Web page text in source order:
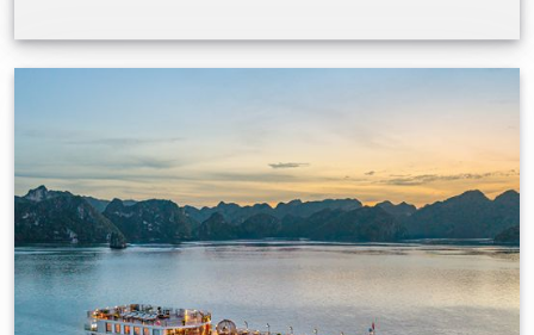
함이 완벽히 조화를 이루는 선상 경험을 선사합니
니 또는 테라스를 갖춘 37개의 넓은 객실을 보유하
고 있습니다. 1,450㎡ 규모의 더블 선덱, 파인다이
지, 고요한 스파 공간 등 다양한 시설이 마련되어
있으며, 수공예 옻칠화부터 최고급 원목 인테리어
까지 모든 디테일은 베트남 예술성과 감성을 반영
합니다. 30년 이상의 항해 경험을 보유한 Indochina
Sails가 운영하며, 세심하게 구성된 일정, 미식 요
최첨단 기술과 안전 시스템으로 제작된 Indochine
Premium은 모든 승객의 안전과 편안함을 최우선
으로 합니다. 20~30년 경력을 보유한 숙련된 선원